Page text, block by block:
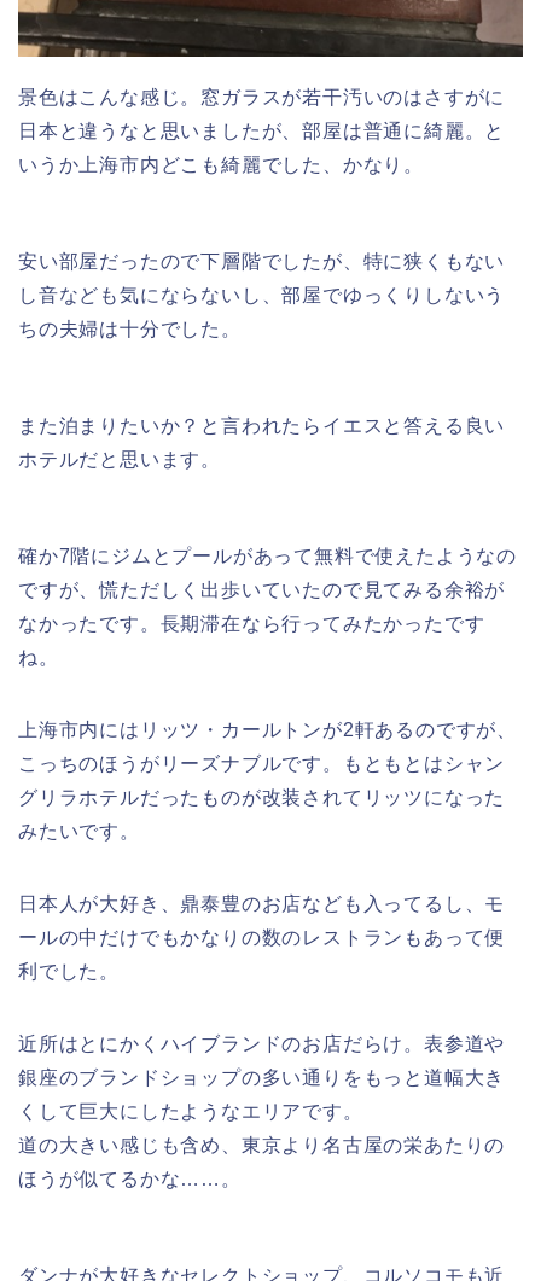
景色はこんな感じ。窓ガラスが若干汚いのはさすがに
日本と違うなと思いましたが、部屋は普通に綺麗。と
いうか上海市内どこも綺麗でした、かなり。
安い部屋だったので下層階でしたが、特に狭くもない
し音なども気にならないし、部屋でゆっくりしないう
ちの夫婦は十分でした。
また泊まりたいか？と言われたらイエスと答える良い
ホテルだと思います。
確か7階にジムとプールがあって無料で使えたようなの
ですが、慌ただしく出歩いていたので見てみる余裕が
なかったです。長期滞在なら行ってみたかったです
ね。
上海市内にはリッツ・カールトンが2軒あるのですが、
こっちのほうがリーズナブルです。もともとはシャン
グリラホテルだったものが改装されてリッツになった
みたいです。
日本人が大好き、鼎泰豊のお店なども入ってるし、モ
ールの中だけでもかなりの数のレストランもあって便
利でした。
近所はとにかくハイブランドのお店だらけ。表参道や
銀座のブランドショップの多い通りをもっと道幅大き
くして巨大にしたようなエリアです。
道の大きい感じも含め、東京より名古屋の栄あたりの
ほうが似てるかな……。
ダンナが大好きなセレクトショップ、コルソコモも近